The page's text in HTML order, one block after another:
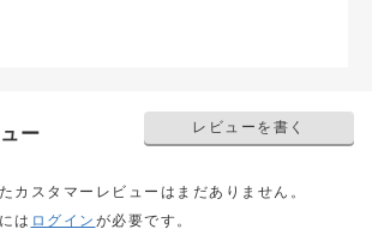
ー レビューを書く
カスタマーレビューはまだありません。
は ログイン が必要です。